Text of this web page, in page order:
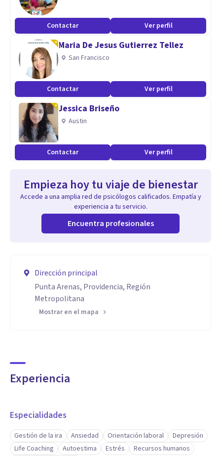
Contactar Ver perfil
Maria De Jesus Gutierrez Tellez
San Francisco
Contactar Ver perfil
Jessica Briseño
Austin
Contactar Ver perfil
Empieza hoy tu viaje de bienestar
Accede a una amplia red de psicólogos calificados. Empatía y
experiencia a tu servicio.
Encuentra profesionales
Dirección principal
Punta Arenas, Providencia, Región
Metropolitana
Mostrar en el mapa
Experiencia
Especialidades
Gestión de la ira Ansiedad Orientación laboral
Depresión
Life Coaching
Autoestima Estrés
Recursos humanos